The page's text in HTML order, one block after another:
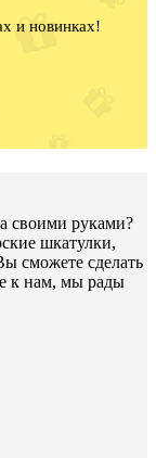
и новинках!
своими руками?
шкатулки,
сможете сделать
к нам, мы рады